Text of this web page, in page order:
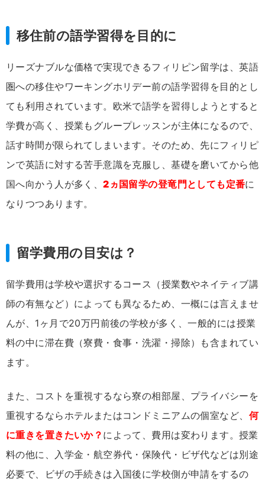
移住前の語学習得を目的に
リーズナブルな価格で実現できるフィリピン留学は、英語
圏への移住やワーキングホリデー前の語学習得を目的とし
ても利用されています。欧米で語学を習得しようとすると
学費が高く、授業もグループレッスンが主体になるので、
話す時間が限られてしまいます。そのため、先にフィリピ
ンで英語に対する苦手意識を克服し、基礎を磨いてから他
国へ向かう人が多く、2ヵ国留学の登竜門としても定番に
なりつつあります。
留学費用の目安は？
留学費用は学校や選択するコース（授業数やネイティブ講
師の有無など）によっても異なるため、一概には言えませ
んが、1ヶ月で20万円前後の学校が多く、一般的には授業
料の中に滞在費（寮費・食事・洗濯・掃除）も含まれてい
ます。
また、コストを重視するなら寮の相部屋、プライバシーを
重視するならホテルまたはコンドミニアムの個室など、 何
に重きを置きたいか？ によって、費用は変わります。授業
料の他に、入学金・航空券代・保険代・ビザ代などは別途
必要で、ビザの手続きは入国後に学校側が申請をするの